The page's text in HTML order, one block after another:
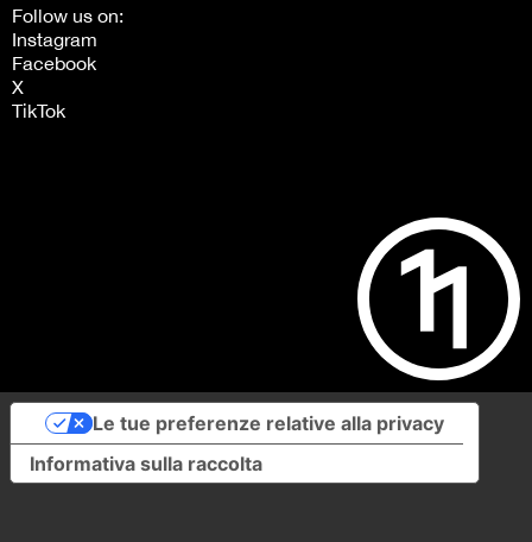
Follow us on:
Instagram
Facebook
X
TikTok
Informativa sulla raccolta
Le tue preferenze relative alla privacy